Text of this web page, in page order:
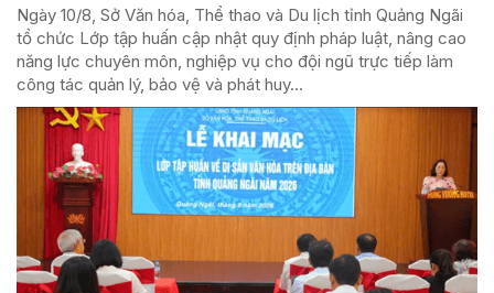
Ngày 10/8, Sở Văn hóa, Thể thao và Du lịch tỉnh Quảng Ngãi
tổ chức Lớp tập huấn cập nhật quy định pháp luật, nâng cao
năng lực chuyên môn, nghiệp vụ cho đội ngũ trực tiếp làm
công tác quản lý, bảo vệ và phát huy...